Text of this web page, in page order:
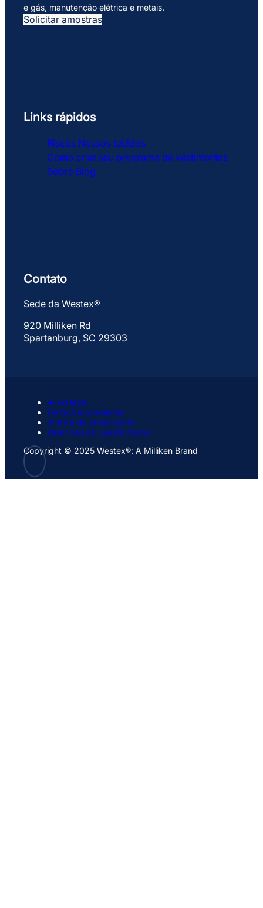
e gás, manutenção elétrica e metais.
Solicitar amostras
Links rápidos
Riscos Nossos tecidos
Como criar seu programa de vestimentas
Sobre Blog
Contato
Sede da Westex®
920 Milliken Rd
Spartanburg, SC 29303
Aviso legal
Termos e condições
Política de privacidade
Diretrizes de uso da marca
Copyright © 2025 Westex®: A Milliken Brand